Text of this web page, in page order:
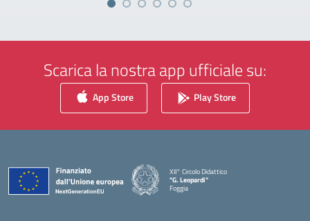
Scarica la nostra app ufficiale su:
App Store Play Store
XII° Circolo Didattico
"G. Leopardi"
Foggia
— Visita la pagina iniziale della scuola